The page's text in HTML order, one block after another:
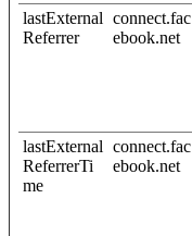
lastExternal
Referrer
connect.fac
ebook.net
lastExternal
ReferrerTi
me
connect.fac
ebook.net